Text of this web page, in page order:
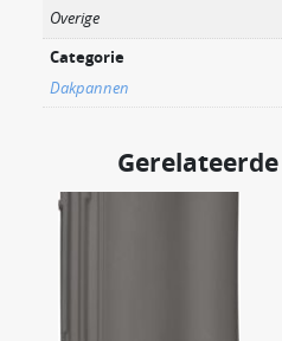
Overige
Categorie
Dakpannen